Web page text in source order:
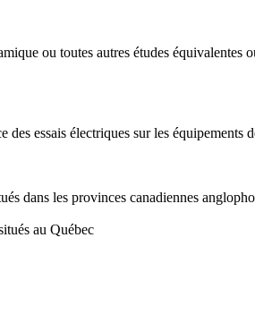
ou toutes autres études équivalentes
essais électriques sur les équipements
dans les provinces canadiennes
au Québec